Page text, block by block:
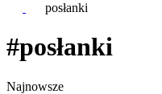
posłanki
#posłanki
Najnowsze